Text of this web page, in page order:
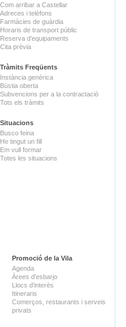
Com arribar a Castellar
Adreces i telèfons
Farmàcies de guàrdia
Horaris de transport públic
Reserva d'equipaments
Cita prèvia
Tràmits Freqüents
Instància genèrica
Bústia oberta
Subvencions per a la contractació
Tots els tràmits
Situacions
Busco feina
He tingut un fill
Em vull formar
Totes les situacions
Promoció de la Vila
Agenda
Àrees d'esbarjo
Llocs d'interès
Itineraris
Comerços, restaurants i serveis
privats